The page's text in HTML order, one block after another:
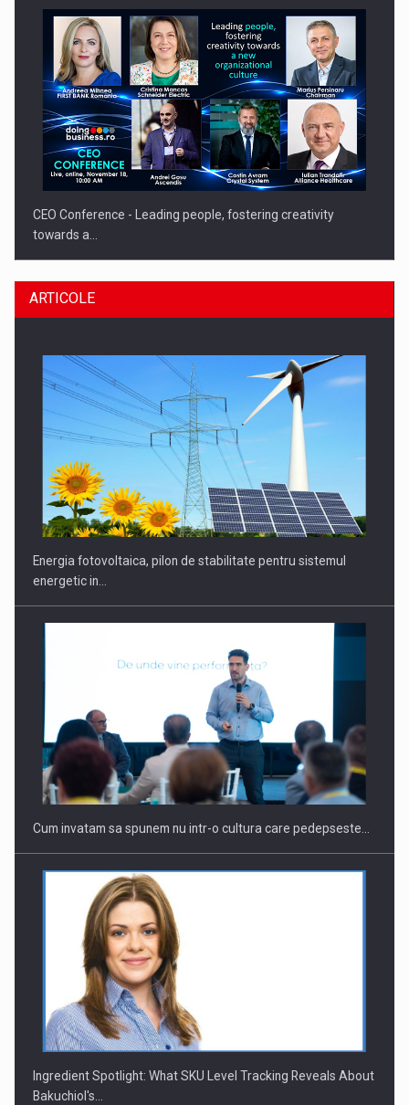
CEO Conference - Leading people, fostering creativity
towards a…
CEO Conference - Shaping The Future - Technology and…
Webinar - Business Evolution-RETHINK STRATEGY-Finantare
Investitii Digitalizare
ARTICOLE
Energia fotovoltaica, pilon de stabilitate pentru sistemul
energetic in…
Cum invatam sa spunem nu intr-o cultura care pedepseste…
Ingredient Spotlight: What SKU Level Tracking Reveals About
Bakuchiol's…